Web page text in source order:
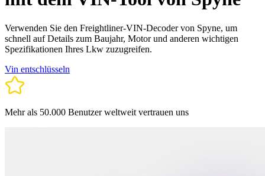
Verwenden Sie den Freightliner-VIN-Decoder von Spyne, um
schnell auf Details zum Baujahr, Motor und anderen wichtigen
Spezifikationen Ihres Lkw zuzugreifen.
Vin entschlüsseln
Mehr als 50.000 Benutzer weltweit vertrauen uns